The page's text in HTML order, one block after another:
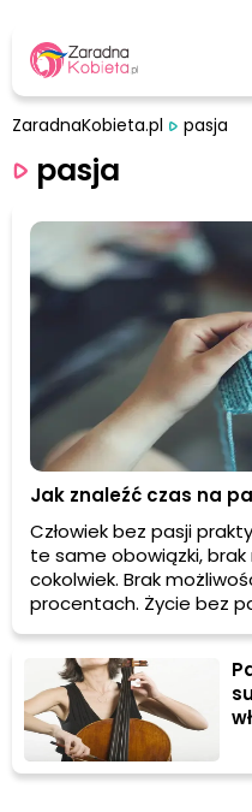
ZaradnaKobieta.pl pasja
pasja
Jak znaleźć czas na
Człowiek bez pasji
te same obowiązki,
cokolwiek. Brak
procentach. Życie bez
prowadzi nawet do
pasje, a nie możemy